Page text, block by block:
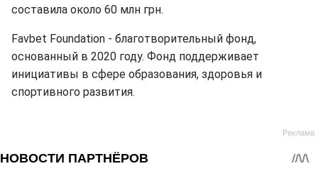
составила около 60 млн грн.
Favbet Foundation - благотворительный фонд,
основанный в 2020 году. Фонд поддерживает
инициативы в сфере образования, здоровья и
спортивного развития.